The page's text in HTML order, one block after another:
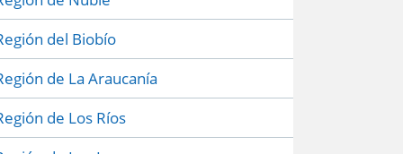
del Biobío
de La Araucanía
de Los Ríos